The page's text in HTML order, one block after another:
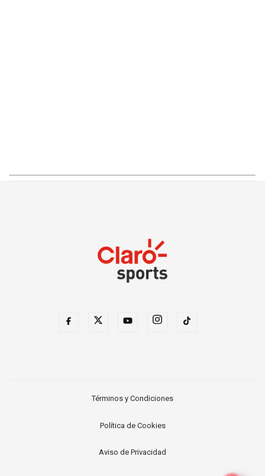
Términos y Condiciones
Política de Cookies
Aviso de Privacidad